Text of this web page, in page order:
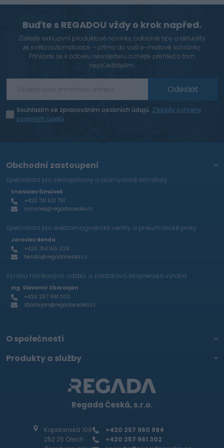
Buďte s REGADOU vždy o krok napřed.
Získejte exkluzivní produktové novinky, odborné tipy a aktuality
ze světa automatizace – přímo do vaší e-mailové schránky.
Přihlaste se k odběru newsletteru a mějte přehled o tom
nejdůležitějším.
Odeslat
Souhlasím se zpracováním osobních údajů. Zásady ochrany
osobních údajů.
Regada Česká, s.r.o.
Kopaninská 109
252 25 Ořech
+420 257 960 994
+420 257 961 302
Obchodní zastoupení
Specialista pro servopohony a průmyslové armatury
Stanislav Šimůnek
+420 731 521 791
simunek@regadaceska.cz
Specialista pro elektromagnetické ventily a pneumatické prvky
Jaroslav Benda
+420 734 155 029
benda@regadaceska.cz
Výroba hliníkových odlitků a zakázková strojírenská výroba
Ing. Slavomír Zborovjan
+420 257 961 302
zborovjan@regadaceska.cz
O společnosti
Produkty a služby